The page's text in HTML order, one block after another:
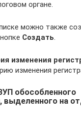
органе.
можно также
Создать
изменения
изменения
обособленного
выделенного на